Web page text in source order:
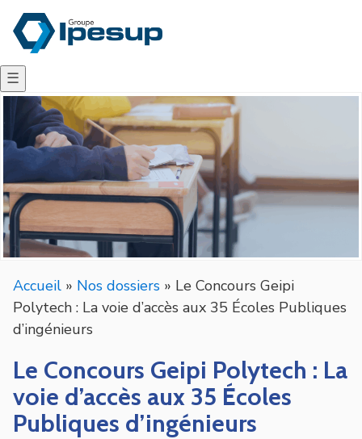
☰
Accueil » Nos dossiers » Le Concours Geipi
Polytech : La voie d’accès aux 35 Écoles Publiques
d’ingénieurs
Le Concours Geipi Polytech : La
voie d’accès aux 35 Écoles
Publiques d’ingénieurs